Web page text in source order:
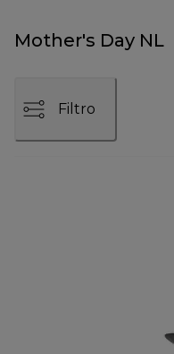
Mother's Day NL
Filtro